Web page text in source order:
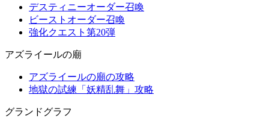
デスティニーオーダー召喚
ビーストオーダー召喚
強化クエスト第20弾
アズライールの廟
アズライールの廟の攻略
地獄の試練「妖精乱舞」攻略
グランドグラフ